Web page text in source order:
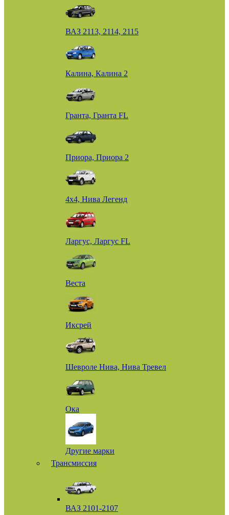
ВАЗ 2113, 2114, 2115
Калина, Калина 2
Гранта, Гранта FL
Приора, Приора 2
4х4, Нива Легенд
Ларгус, Ларгус FL
Веста
Иксрей
Шевроле Нива, Нива Тревел
Ока
Другие марки
Трансмиссия
ВАЗ 2101-2107